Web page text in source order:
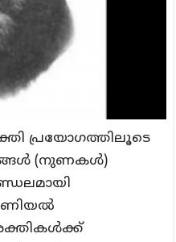
പ്രയോഗത്തിലൂടെ
(നുണകള്‍)